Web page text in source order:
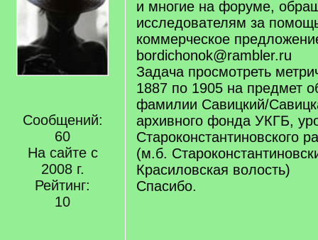
Сообщений:
60
На сайте с
2008 г.
Рейтинг:
10
и многие на форуме,
исследователям за
коммерческое
bordichonok@rambler.ru
Задача просмотреть
1887 по 1905 на предмет
фамилии Савицкий/
архивного фонда УКГБ,
Староконстантиновского
(м.б.
Красиловская волость)
Спасибо.